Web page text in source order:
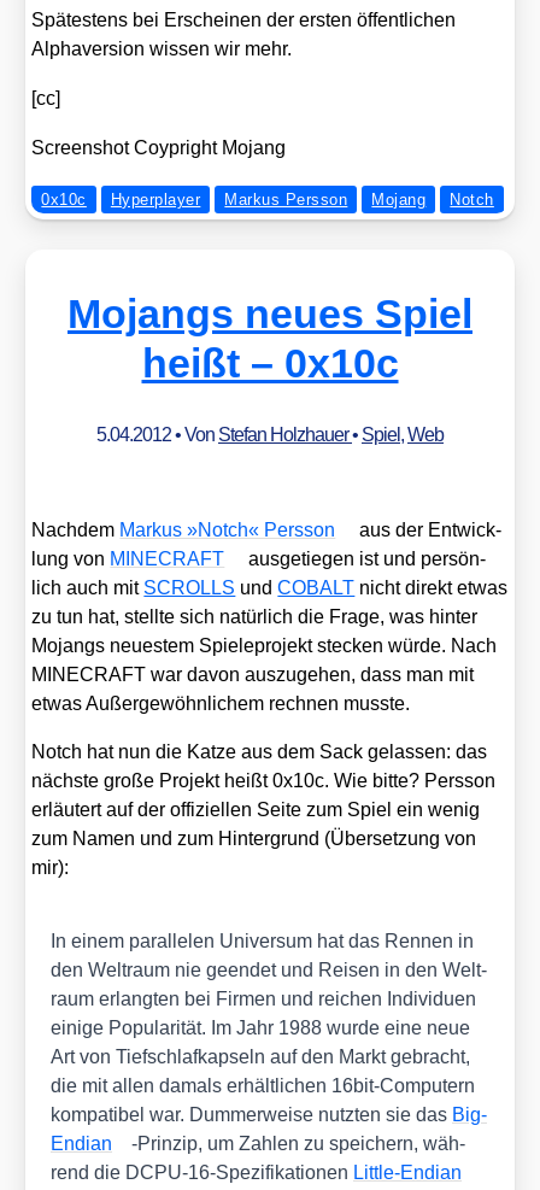
Spä­tes­tens bei Erschei­nen der ers­ten öffent­li­chen
Alpha­ver­si­on wis­sen wir mehr.
[cc]
Screen­shot Coyp­right Mojang
0x10c Hyperplayer Markus Persson Mojang Notch
Mojangs neues Spiel
heißt – 0x10c
5.04.2012• Von Stefan Holzhauer• Spiel,Web
Nach­dem Mar­kus »Notch« Pers­son
aus der Ent­wick­
lung von MINECRAFT
aus­ge­tie­gen ist und per­sön­
lich auch mit SCROLLS undCOBALT nicht direkt etwas
zu tun hat, stell­te sich natür­lich die Fra­ge, was hin­ter
Mojangs neu­es­tem Spie­le­pro­jekt ste­cken wür­de. Nach
MINECRAFT war davon aus­zu­ge­hen, dass man mit
etwas Außer­ge­wöhn­li­chem rech­nen muss­te.
Notch hat nun die Kat­ze aus dem Sack gelas­sen: das
nächs­te gro­ße Pro­jekt heißt 0x10c. Wie bit­te? Pers­son
erläu­tert auf der offi­zi­el­len Sei­te zum Spiel ein wenig
zum Namen und zum Hin­ter­grund (Über­set­zung von
mir):
In einem par­al­le­len Uni­ver­sum hat das Ren­nen in
den Welt­raum nie geen­det und Rei­sen in den Welt­
raum erlang­ten bei Fir­men und rei­chen Indi­vi­du­en
eini­ge Popu­la­ri­tät. Im Jahr 1988 wur­de eine neue
Art von Tief­schlaf­kap­seln auf den Markt gebracht,
die mit allen damals erhält­li­chen 16bit-Com­pu­tern
kom­pa­ti­bel war. Dum­mer­wei­se nutz­ten sie das Big-
Endi­an
-Prin­zip, um Zah­len zu spei­chern, wäh­
rend die DCPU-16-Spe­zi­fi­ka­tio­nen Litt­le-Endi­an